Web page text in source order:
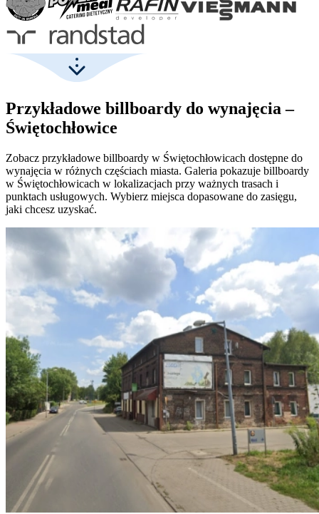
Przykładowe billboardy do wynajęcia –
Świętochłowice
Zobacz przykładowe billboardy w Świętochłowicach dostępne do
wynajęcia w różnych częściach miasta. Galeria pokazuje billboardy
w Świętochłowicach w lokalizacjach przy ważnych trasach i
punktach usługowych. Wybierz miejsca dopasowane do zasięgu,
jaki chcesz uzyskać.